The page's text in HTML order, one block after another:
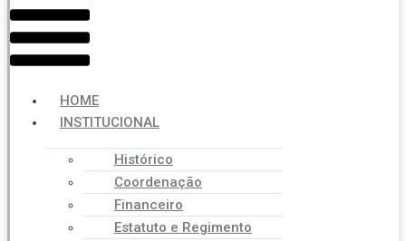
HOME
INSTITUCIONAL
Histórico
Coordenação
Financeiro
Estatuto e Regimento